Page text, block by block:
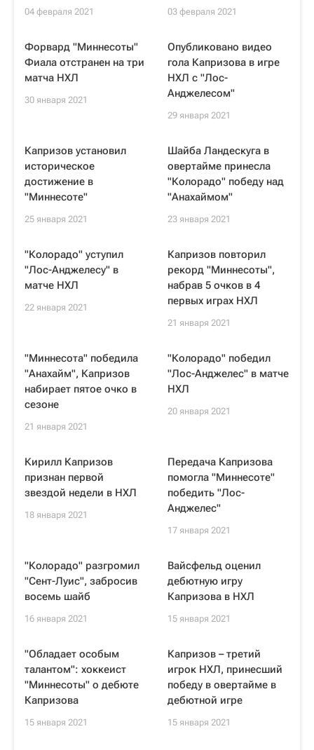
04 февраля 2021 03 февраля 2021
Форвард "Миннесоты"
Фиала отстранен на три
матча НХЛ
30 января 2021
Опубликовано видео
гола Капризова в игре
НХЛ с "Лос-
Анджелесом"
29 января 2021
Капризов установил
историческое
достижение в
"Миннесоте"
25 января 2021
Шайба Ландескуга в
овертайме принесла
"Колорадо" победу над
"Анахаймом"
23 января 2021
"Колорадо" уступил
"Лос-Анджелесу" в
матче НХЛ
22 января 2021
Капризов повторил
рекорд "Миннесоты",
набрав 5 очков в 4
первых играх НХЛ
21 января 2021
"Миннесота" победила
"Анахайм", Капризов
набирает пятое очко в
сезоне
21 января 2021
"Колорадо" победил
"Лос-Анджелес" в матче
НХЛ
20 января 2021
Кирилл Капризов
признан первой
звездой недели в НХЛ
18 января 2021
Передача Капризова
помогла "Миннесоте"
победить "Лос-
Анджелес"
17 января 2021
"Колорадо" разгромил
"Сент-Луис", забросив
восемь шайб
16 января 2021
Вайсфельд оценил
дебютную игру
Капризова в НХЛ
15 января 2021
"Обладает особым
талантом": хоккеист
"Миннесоты" о дебюте
Капризова
15 января 2021
Капризов – третий
игрок НХЛ, принесший
победу в овертайме в
дебютной игре
15 января 2021